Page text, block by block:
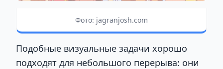
Фото: jagranjosh.com
Подобные визуальные задачи хорошо
подходят для небольшого перерыва: они